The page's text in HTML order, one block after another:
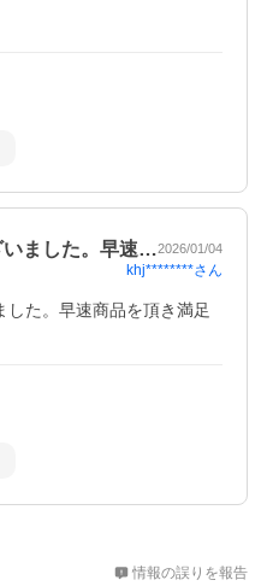
いました。早速…2026/01/04
khj********さん
た。早速商品を頂き満足
情報の誤りを報告